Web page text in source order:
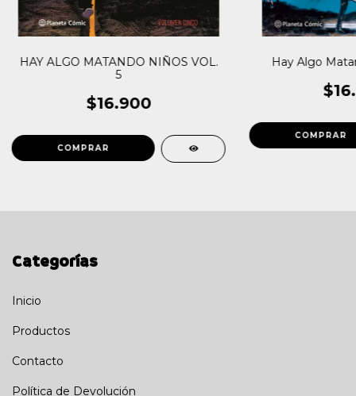
HAY ALGO MATANDO NIÑOS VOL.
5
$16.900
Hay Algo
Categorías
Inicio
Productos
Contacto
Política de Devolución